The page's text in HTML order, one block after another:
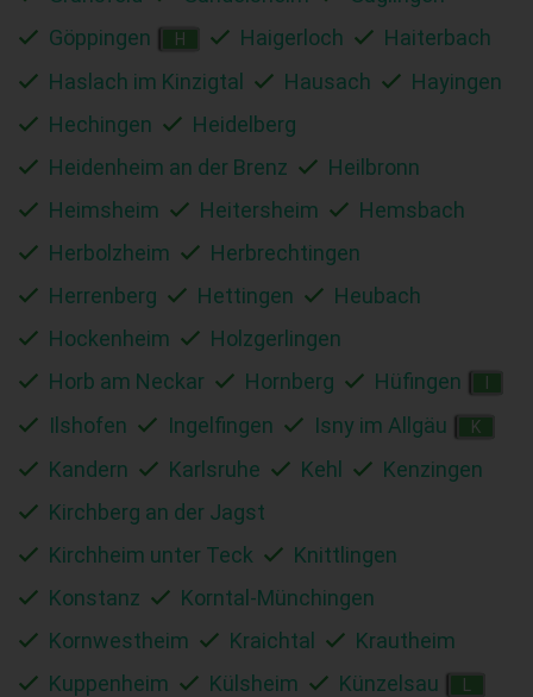
Göppingen
H Haigerloch
Haiterbach
Haslach im Kinzigtal
Hausach
Hayingen
Hechingen
Heidelberg
Heidenheim an der Brenz
Heilbronn
Heimsheim
Heitersheim
Hemsbach
Herbolzheim
Herbrechtingen
Herrenberg
Hettingen
Heubach
Hockenheim
Holzgerlingen
Horb am Neckar
Hornberg Hüfingen
Ilshofen Ingelfingen Isny im Allgäu K
Kandern Karlsruhe Kehl
Kenzingen
Kirchberg an der Jagst
Kirchheim unter Teck
Knittlingen
Konstanz
Korntal-Münchingen
Kornwestheim
Kraichtal
Krautheim
Kuppenheim
Külsheim Künzelsau